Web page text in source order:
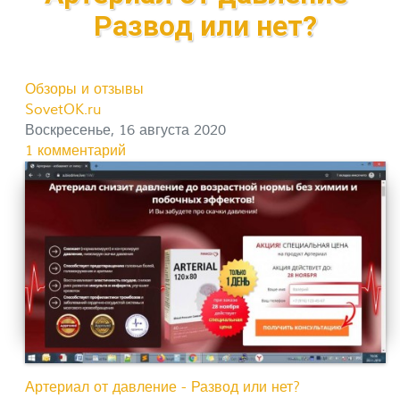
Развод или нет?
Обзоры и отзывы
SovetOK.ru
Воскресенье, 16 августа 2020
1 комментарий
Артериал от давление - Развод или нет?